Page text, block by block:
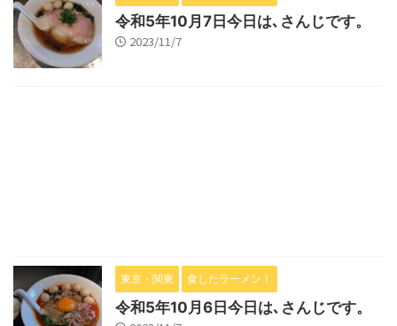
令和5年10月7日今日は､さんじです。
2023/11/7
東京・関東 食したラーメン！
令和5年10月6日今日は､さんじです。